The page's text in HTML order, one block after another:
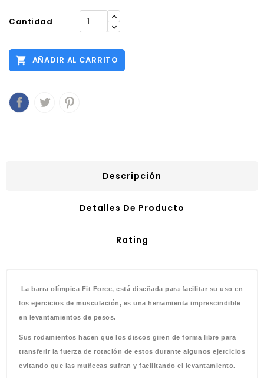
Cantidad
 AÑADIR AL CARRITO
Descripción
Detalles De Producto
Rating
La barra olímpica Fit Force, está diseñada para facilitar su uso en
los ejercicios de musculación, es una herramienta imprescindible
en levantamientos de pesos.
Sus rodamientos hacen que los discos giren de forma libre para
transferir la fuerza de rotación de estos durante algunos ejercicios
evitando que las muñecas sufran y facilitando el levantamiento.